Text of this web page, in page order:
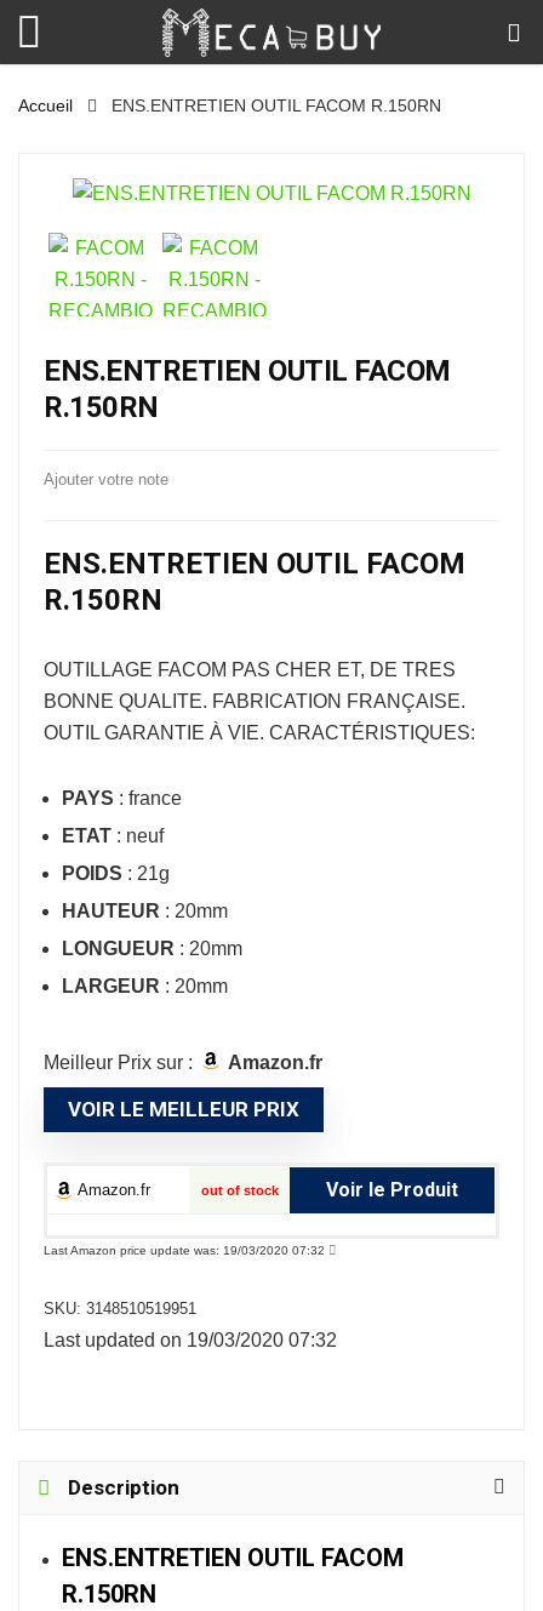
Accueil ENS.ENTRETIEN OUTIL FACOM R.150RN
ENS.ENTRETIEN OUTIL FACOM
R.150RN
Ajouter votre note
ENS.ENTRETIEN OUTIL FACOM
R.150RN
OUTILLAGE FACOM PAS CHER ET, DE TRES
BONNE QUALITE. FABRICATION FRANÇAISE.
OUTIL GARANTIE À VIE. CARACTÉRISTIQUES:
PAYS : france
ETAT : neuf
POIDS : 21g
HAUTEUR : 20mm
LONGUEUR : 20mm
LARGEUR : 20mm
Meilleur Prix sur : Amazon.fr
VOIR LE MEILLEUR PRIX
Amazon.fr out of stock Voir le Produit
Last Amazon price update was: 19/03/2020 07:32
SKU: 3148510519951
Last updated on 19/03/2020 07:32
Description
ENS.ENTRETIEN OUTIL FACOM
R.150RN